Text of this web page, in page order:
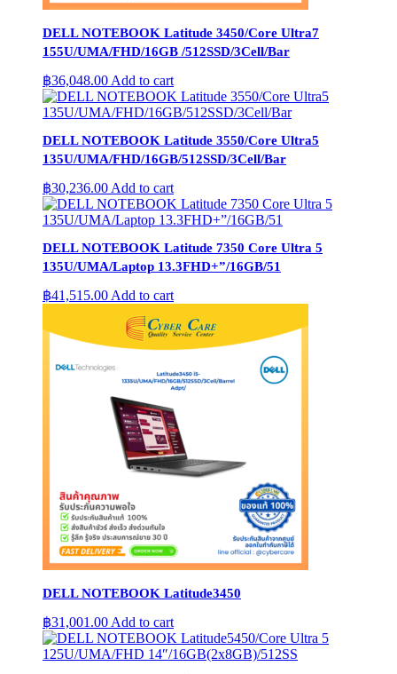
DELL NOTEBOOK Latitude 3450/Core Ultra7
155U/UMA/FHD/16GB /512SSD/3Cell/Bar
฿36,048.00 Add to cart
DELL NOTEBOOK Latitude 3550/Core Ultra5
135U/UMA/FHD/16GB/512SSD/3Cell/Bar
฿30,236.00 Add to cart
DELL NOTEBOOK Latitude 7350 Core Ultra 5
135U/UMA/Laptop 13.3FHD+”/16GB/51
฿41,515.00 Add to cart
DELL NOTEBOOK Latitude3450
฿31,001.00 Add to cart